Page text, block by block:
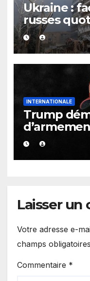
Ukraine :
russes
Kramatorsk
INTERNATIONALE
Trump
s’en prend
Laisser un
Votre adresse e-
champs
Commentaire *